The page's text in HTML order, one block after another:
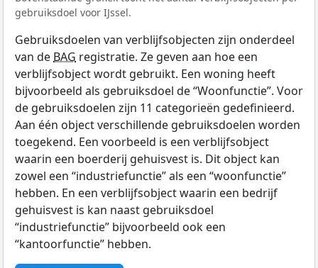
gebruiksdoel voor IJssel.
Gebruiksdoelen van verblijfsobjecten zijn onderdeel
van de BAG registratie. Ze geven aan hoe een
verblijfsobject wordt gebruikt. Een woning heeft
bijvoorbeeld als gebruiksdoel de “Woonfunctie”. Voor
de gebruiksdoelen zijn 11 categorieën gedefinieerd.
Aan één object verschillende gebruiksdoelen worden
toegekend. Een voorbeeld is een verblijfsobject
waarin een boerderij gehuisvest is. Dit object kan
zowel een “industriefunctie” als een “woonfunctie”
hebben. En een verblijfsobject waarin een bedrijf
gehuisvest is kan naast gebruiksdoel
“industriefunctie” bijvoorbeeld ook een
“kantoorfunctie” hebben.